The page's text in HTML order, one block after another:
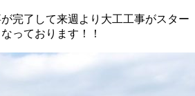
完了して来週より大工工事がスター
っております！！